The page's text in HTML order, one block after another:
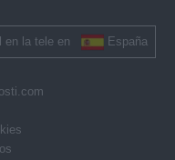
en la tele en España